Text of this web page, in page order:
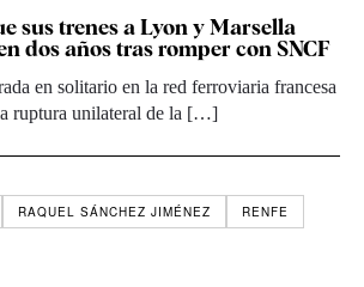
sus trenes a Lyon y Marsella
dos años tras romper con SNCF
en solitario en la red ferroviaria francesa
ruptura unilateral de la […]
RAQUEL SÁNCHEZ JIMÉNEZ
RENFE